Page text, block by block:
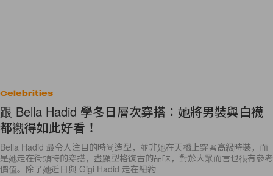
Celebrities
跟 Bella Hadid 學冬日層次穿搭：她將男裝與白襪
都襯得如此好看！
Bella Hadid 最令人注目的時尚造型，並非她在天橋上穿著高級時裝，而
是她走在街頭時的穿搭，盡顯型格復古的品味，對於大眾而言也很有參考
價值。除了她近日與 Gigi Hadid 走在紐約